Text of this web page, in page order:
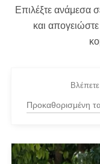
Επιλέξτε ανάμεσα
και
FILTER BY